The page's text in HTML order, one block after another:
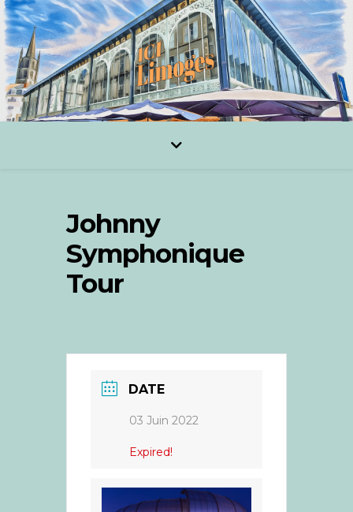
Johnny
Symphonique
Tour
DATE
03 Juin 2022
Expired!